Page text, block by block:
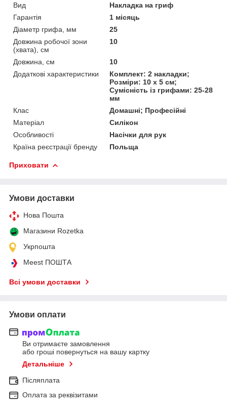
Вид
Накладка на гриф
Гарантія
1 місяць
Діаметр грифа, мм
25
Довжина робочої зони
(хвата), см
10
Довжина, см
10
Додаткові характеристики
Комплект: 2 накладки;
Розміри: 10 x 5 см;
Сумісність із грифами: 25-28
мм
Клас
Домашні; Професійні
Матеріал
Силікон
Особливості
Насічки для рук
Країна реєстрації бренду
Польща
Приховати
Умови доставки
Нова Пошта
Магазини Rozetka
Укрпошта
Meest ПОШТА
Всі умови доставки
Умови оплати
Ви отримаєте замовлення
або гроші повернуться на вашу картку
Детальніше
Післяплата
Оплата за реквізитами